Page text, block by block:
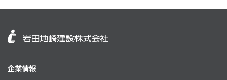
企業情報